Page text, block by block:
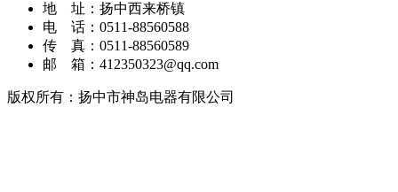
地 址：扬中西来桥镇
电 话：0511-88560588
传 真：0511-88560589
邮 箱：412350323@qq.com
版权所有：扬中市神岛电器有限公司